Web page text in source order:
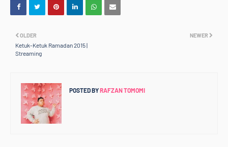
NEWER
OLDER
Ketuk-Ketuk Ramadan 2015 |
Streaming
POSTED BYRAFZAN TOMOMI